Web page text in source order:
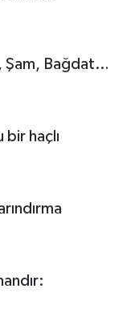
Şam, Bağdat…
haçlı